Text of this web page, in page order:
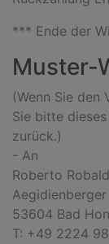
*** Ende der
Muster-
(Wenn Sie
Sie bitte
zurück.)
- An
Roberto
53604 Bad
T: +49 2224